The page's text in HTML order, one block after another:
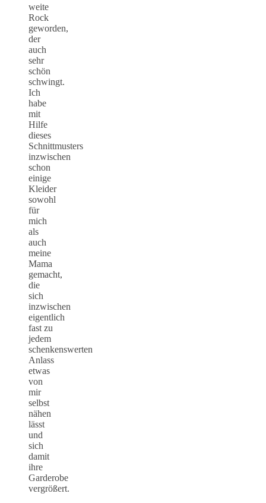
weite
Rock
geworden,
der
auch
sehr
schön
schwingt.
Ich
habe
mit
Hilfe
dieses
Schnittmusters
inzwischen
schon
einige
Kleider
sowohl
für
mich
als
auch
meine
Mama
gemacht,
die
sich
inzwischen
eigentlich
fast zu
jedem
schenkenswerten
Anlass
etwas
von
mir
selbst
nähen
lässt
und
sich
damit
ihre
Garderobe
vergrößert.